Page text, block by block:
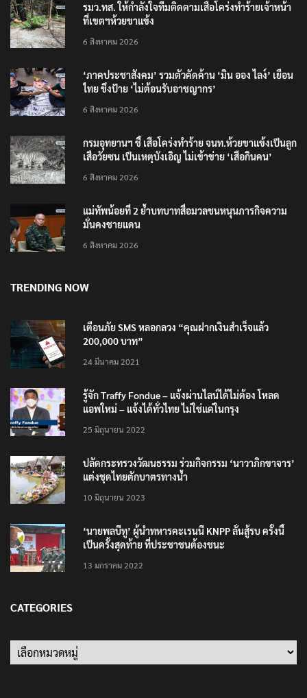
รมว.ทส. ให้กำลังใจทีมติดตามเสือโคร่งทำร้ายเจ้าหน้า
ที่เขตฯห้วยขาแข้ง
6 สิงหาคม 2026
‘ภาคประชาสังคม’ รวมตัวคัดค้าน ‘มิน ออง ไลง์’ เยือน
ไทย ขึงป้าย ‘ไม่ต้อนรับอาชญากร’
6 สิงหาคม 2026
กรมอุทยานฯ ชี้ เสือโคร่งทำร้าย จนท.ห้วยขาแข้งเป็นลูก
เสือวัยซน เป็นเหตุบังเอิญ ไม่เข้าข่าย ‘เสือกินคน’
6 สิงหาคม 2026
แม่ทัพน้อยที่ 2 ย้ำบทบาทสื่อมวลชนหนุนภารกิจความ
มั่นคงชายแดน
6 สิงหาคม 2026
TRENDING NOW
เตือนภัย SMS หลอกลวง “คุณฝากเงินสำเร็จแล้ว
200,000 บาท”
24 มีนาคม 2021
รู้จัก Traffy Fondue – แจ้งผ่านไลน์ได้ไม่ต้อง โหลด
แอพใหม่ – แจ้งได้ทั่วไทย ไม่ใช่แค่ในกรุง
25 มิถุนายน 2022
ปลัดกระทรวงวัฒนธรรม ร่วมกิจกรรม ‘นาวาภิกขาจาร’
แต่งชุดไทยตักบาตรทางน้ำ
10 มิถุนายน 2023
‘นายพลบีทู’ ผู้นำทหารคะเรนนี KNPP ลั่นสู้รบ ครั้งนี้
เป็นครั้งสุดท้าย ที่ประชาชนต้องชนะ
13 มกราคม 2022
CATEGORIES